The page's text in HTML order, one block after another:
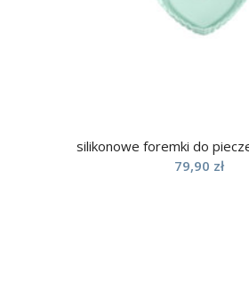
silikonowe foremki do
79,90 zł